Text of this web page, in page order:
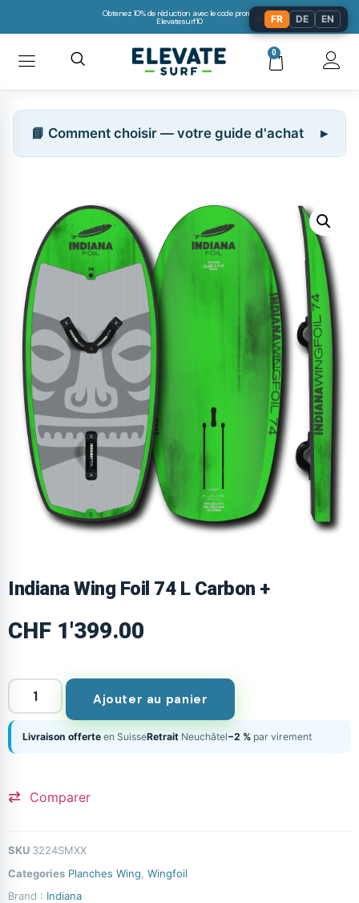
Obtenez 10% de réduction avec le code promo:
Elevatesurf10
0
📘 Comment choisir — votre guide d'achat
Indiana Wing Foil 74 L Carbon +
CHF 1'399.00
Ajouter au panier
Livraison offerte en SuisseRetrait Neuchâtel−2 % par virement
Comparer
SKU 3224SMXX
Categories Planches Wing Wingfoil
Brand : Indiana
FR DE EN